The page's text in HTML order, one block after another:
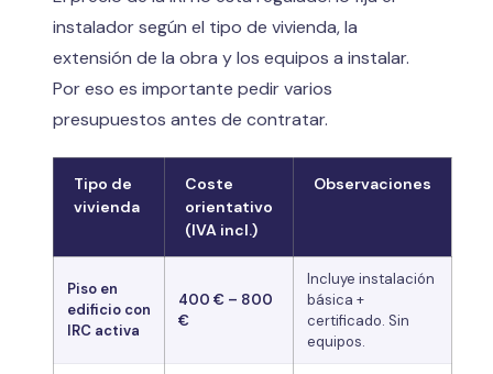
instalador según el tipo de vivienda, la
extensión de la obra y los equipos a instalar.
Por eso es importante pedir varios
presupuestos antes de contratar.
Tipo de
vivienda
Coste
orientativo
(IVA incl.)
Observaciones
Piso en
edificio con
IRC activa
400 € – 800
€
Incluye instalación
básica +
certificado. Sin
equipos.